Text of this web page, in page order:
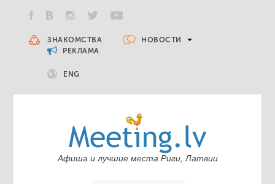
ЗНАКОМСТВА
НОВОСТИ
РЕКЛАМА
ENG
Афиша и лучшие места Риги, Латвии